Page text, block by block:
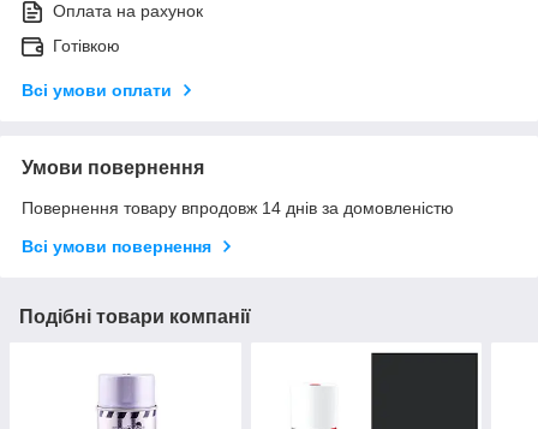
Оплата на рахунок
Готівкою
Всі умови оплати
Умови повернення
Повернення товару впродовж 14 днів за домовленістю
Всі умови повернення
Подібні товари компанії